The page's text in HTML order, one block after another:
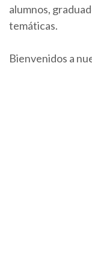
alumnos,
temáticas.
Bienvenidos a